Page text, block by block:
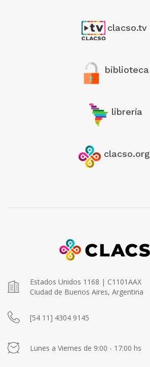
clacso.tv
biblioteca
librería
clacso.org
Estados Unidos 1168 | C1101AAX
Ciudad de Buenos Aires, Argentina
[54 11] 4304 9145
Lunes a Viernes de 9:00 - 17:00 hs